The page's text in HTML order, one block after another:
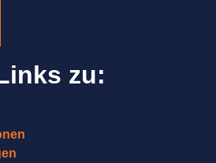
zu: